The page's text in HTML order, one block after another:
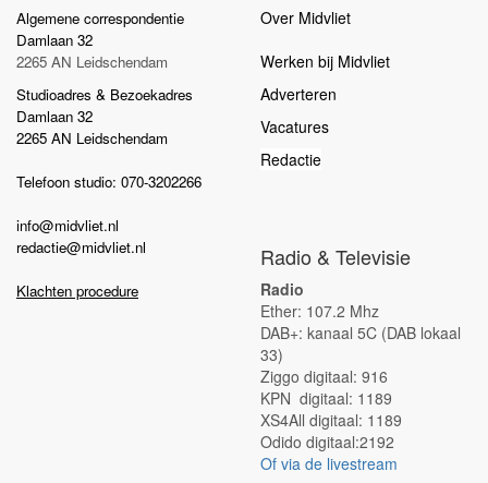
Algemene correspondentie
Damlaan 32
2265 AN Leidschendam
Studioadres & Bezoekadres
Damlaan 32
2265 AN Leidschendam
Telefoon studio: 070-3202266
info@midvliet.nl
redactie@midvliet.nl
Klachten procedure
Over Midvliet
Werken bij Midvliet
Adverteren
Vacatures
Redactie
Radio & Televisie
Radio
Ether: 107.2 Mhz
DAB+: kanaal 5C (DAB lokaal
33)
Ziggo digitaal: 916
KPN digitaal: 1189
XS4All digitaal: 1189
Odido digitaal:2192
Of via de livestream